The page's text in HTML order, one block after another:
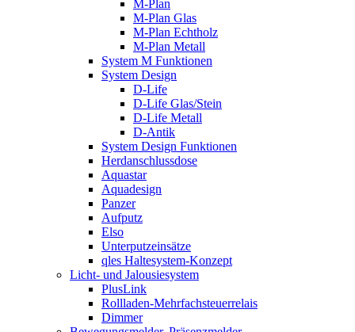
M-Plan
M-Plan Glas
M-Plan Echtholz
M-Plan Metall
System M Funktionen
System Design
D-Life
D-Life Glas/Stein
D-Life Metall
D-Antik
System Design Funktionen
Herdanschlussdose
Aquastar
Aquadesign
Panzer
Aufputz
Elso
Unterputzeinsätze
qles Haltesystem-Konzept
Licht- und Jalousiesystem
PlusLink
Rollladen-Mehrfachsteuerrelais
Dimmer